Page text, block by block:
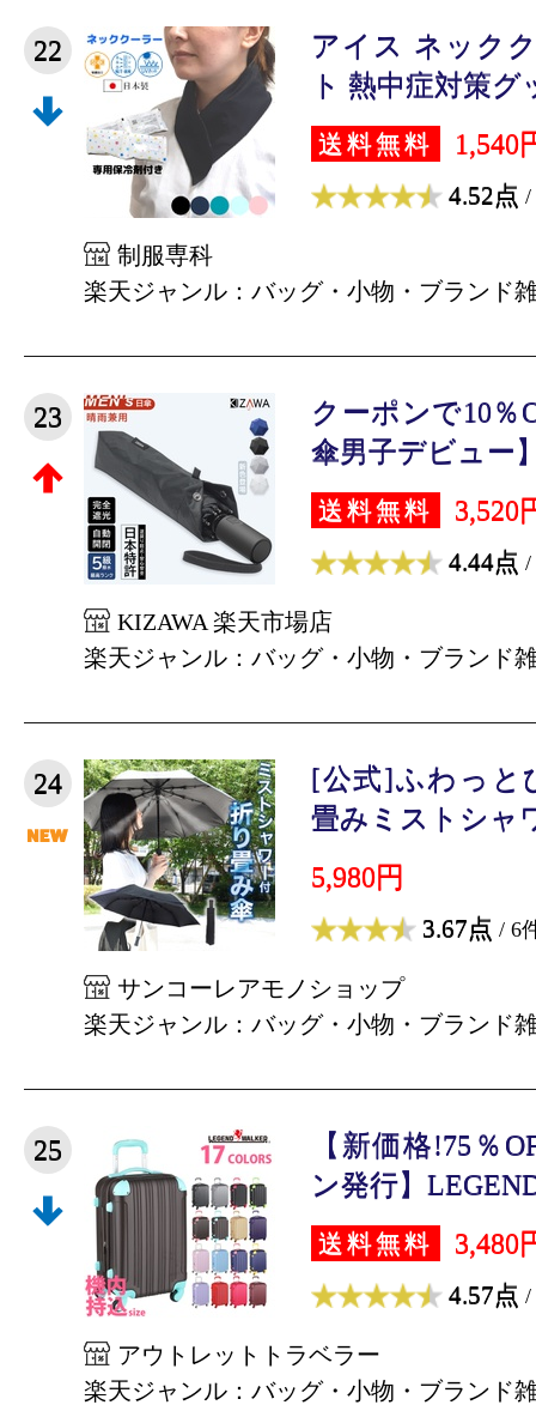
22
アイス ネック
ト 熱中症対策グ
送料無料 1,540
4.52点 /
制服専科
楽天ジャンル：バッグ・小物・ブランド
23
クーポンで10％
傘男子デビュー
送料無料 3,520
4.44点 /
KIZAWA 楽天市場店
楽天ジャンル：バッグ・小物・ブランド
24
[公式]ふわっと
畳みミストシャ
5,980円
3.67点 / 6
サンコーレアモノショップ
楽天ジャンル：バッグ・小物・ブランド
25
【新価格!75％
ン発行】
送料無料 3,480
4.57点 /
アウトレットトラベラー
楽天ジャンル：バッグ・小物・ブランド